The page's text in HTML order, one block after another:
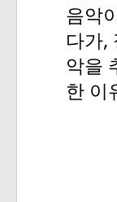
음악
다가,
악을
한 이